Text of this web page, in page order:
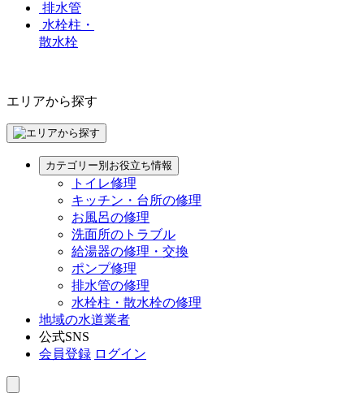
排水管
水栓柱・
散水栓
エリアから探す
カテゴリー別お役立ち情報
トイレ修理
キッチン・台所の修理
お風呂の修理
洗面所のトラブル
給湯器の修理・交換
ポンプ修理
排水管の修理
水栓柱・散水栓の修理
地域の水道業者
公式SNS
会員登録 ログイン